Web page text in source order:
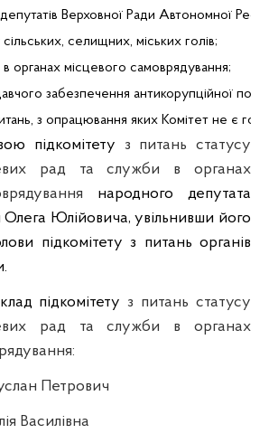
депутатів Верховної Ради Автономної
сільських, селищних, міських голів;
органах місцевого самоврядування;
забезпечення антикорупційної
з опрацювання яких Комітет не є
підкомітету з питань статусу
рад та служби в органах
народного депутата
Олега Юлійовича, увільнивши його
підкомітету з питань органів
підкомітетуз питань статусу
рад та служби в органах
Петрович
Василівна